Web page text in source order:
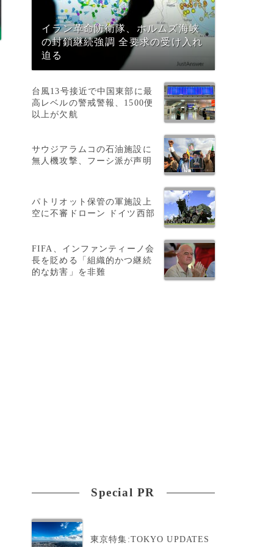
イラン革命防衛隊、ホルムズ海峡
の封鎖継続強調 全要求の受け入れ
迫る
台風13号接近で中国東部に最
高レベルの警戒警報、1500便
以上が欠航
サウジアラムコの石油施設に
無人機攻撃、フーシ派が声明
パトリオット保管の軍施設上
空に不審ドローン ドイツ西部
FIFA、インファンティーノ会
長を貶める「組織的かつ継続
的な妨害」を非難
Special PR
東京特集:TOKYO UPDATES